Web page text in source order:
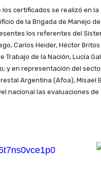
los certificados se realizó en la
de la Brigada de Manejo
los referentes del
Carlos Heider, Héctor
Trabajo de la Nación, Lucía
y en representación del
Argentina (Afoa), Misael
nacional las evaluaciones